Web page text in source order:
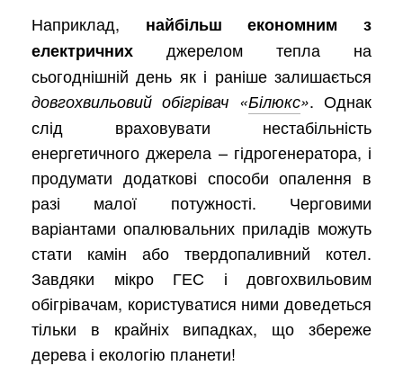
Наприклад, найбільш економним з
електричних джерелом тепла на
сьогоднішній день як і раніше залишається
довгохвильовий обігрівач «Білюкс». Однак
слід враховувати нестабільність
енергетичного джерела – гідрогенератора, і
продумати додаткові способи опалення в
разі малої потужності. Черговими
варіантами опалювальних приладів можуть
стати камін або твердопаливний котел.
Завдяки мікро ГЕС і довгохвильовим
обігрівачам, користуватися ними доведеться
тільки в крайніх випадках, що збереже
дерева і екологію планети!